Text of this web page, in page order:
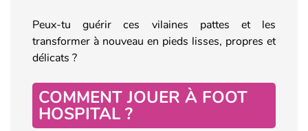
Peux-tu guérir ces vilaines pattes et les
transformer à nouveau en pieds lisses, propres et
délicats ?
COMMENT JOUER À FOOT
HOSPITAL ?